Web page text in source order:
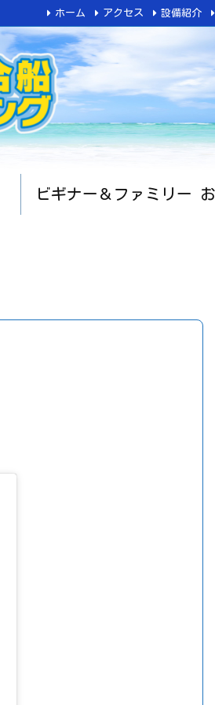
ビギナー＆ファミリー
ホーム アクセス 設備紹介